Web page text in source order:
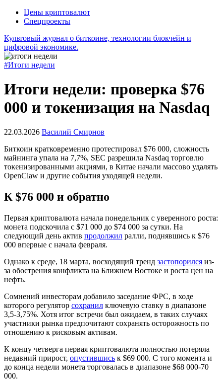
Цены криптовалют
Спецпроекты
Культовый журнал о биткоине, технологии блокчейн и
цифровой экономике.
#Итоги недели
Итоги недели: проверка $76
000 и токенизация на Nasdaq
22.03.2026 Василий Смирнов
Биткоин кратковременно протестировал $76 000, сложность
майнинга упала на 7,7%, SEC разрешила Nasdaq торговлю
токенизированными акциями, в Китае начали массово удалять
OpenClaw и другие события уходящей недели.
К $76 000 и обратно
Первая криптовалюта начала понедельник с уверенного роста:
монета подскочила с $71 000 до $74 000 за сутки. На
следующий день актив продолжил ралли, поднявшись к $76
000 впервые с начала февраля.
Однако к среде, 18 марта, восходящий тренд застопорился из-
за обострения конфликта на Ближнем Востоке и роста цен на
нефть.
Сомнений инвесторам добавило заседание ФРС, в ходе
которого регулятор сохранил ключевую ставку в диапазоне
3,5-3,75%. Хотя итог встречи был ожидаем, в таких случаях
участники рынка предпочитают сохранять осторожность по
отношению к рисковым активам.
К концу четверга первая криптовалюта полностью потеряла
недавний прирост, опустившись к $69 000. С того момента и
до конца недели монета торговалась в диапазоне $68 000-70
000.